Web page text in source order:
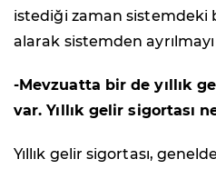
istediği zaman sistemdeki
alarak sistemden
-Mevzuatta bir de yıllık
var. Yıllık gelir sigortası
Yıllık gelir sigortası,